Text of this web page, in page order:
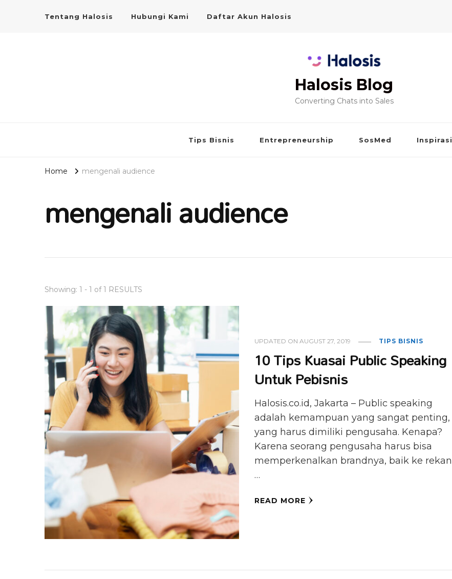
Tentang Halosis Hubungi Kami Daftar Akun Halosis
Halosis Blog
Converting Chats into Sales
Tips Bisnis Entrepreneurship SosMed Inspirasi
Home mengenali audience
mengenali audience
Showing: 1 - 1 of 1 RESULTS
UPDATED ONAUGUST 27, 2019 TIPS BISNIS
10 Tips Kuasai Public Speaking
Untuk Pebisnis
Halosis.co.id, Jakarta – Public speaking
adalah kemampuan yang sangat penting,
yang harus dimiliki pengusaha. Kenapa?
Karena seorang pengusaha harus bisa
memperkenalkan brandnya, baik ke rekan
…
READ MORE